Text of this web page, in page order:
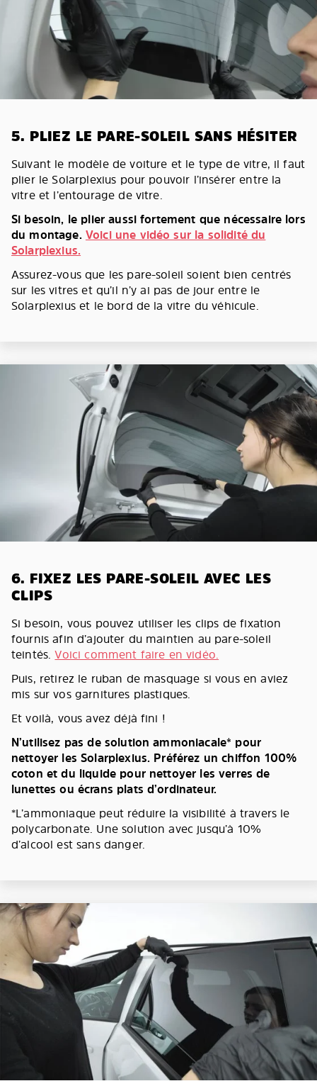
5. PLIEZ LE PARE-SOLEIL SANS HÉSITER
Suivant le modèle de voiture et le type de vitre, il faut
plier le Solarplexius pour pouvoir l’insérer entre la
vitre et l’entourage de vitre.
Si besoin, le plier aussi fortement que nécessaire lors
du montage. Voici une vidéo sur la solidité du
Solarplexius.
Assurez-vous que les pare-soleil soient bien centrés
sur les vitres et qu’il n’y ai pas de jour entre le
Solarplexius et le bord de la vitre du véhicule.
6. FIXEZ LES PARE-SOLEIL AVEC LES
CLIPS
Si besoin, vous pouvez utiliser les clips de fixation
fournis afin d’ajouter du maintien au pare-soleil
teintés.Voici comment faire en vidéo.
Puis, retirez le ruban de masquage si vous en aviez
mis sur vos garnitures plastiques.
Et voilà, vous avez déjà fini !
N’utilisez pas de solution ammoniacale* pour
nettoyer les Solarplexius. Préférez un chiffon 100%
coton et du liquide pour nettoyer les verres de
lunettes ou écrans plats d’ordinateur.
*L’ammoniaque peut réduire la visibilité à travers le
polycarbonate. Une solution avec jusqu’à 10%
d’alcool est sans danger.